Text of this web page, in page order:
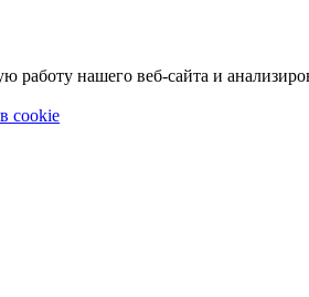
нашего веб-сайта и
cookie